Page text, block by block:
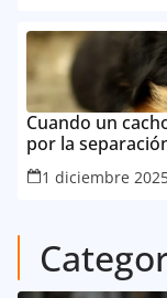
Cuando un
por la
1 diciembre